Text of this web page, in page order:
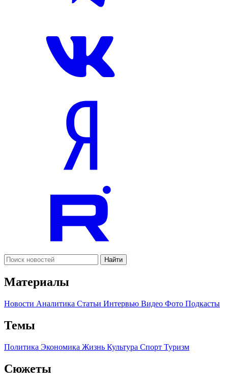
Найти
Материалы
Новости Аналитика Статьи Интервью Видео Фото Подкасты
Темы
Политика Экономика Жизнь Культура Спорт Туризм
Сюжеты